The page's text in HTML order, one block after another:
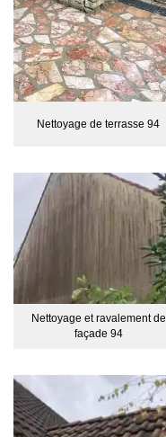
Nettoyage de terrasse 94
Nettoyage et ravalement de
façade 94